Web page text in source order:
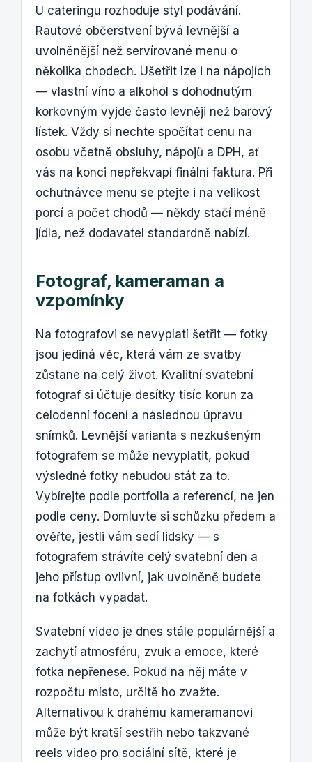
U cateringu rozhoduje styl podávání.
Rautové občerstvení bývá levnější a
uvolněnější než servírované menu o
několika chodech. Ušetřit lze i na nápojích
— vlastní víno a alkohol s dohodnutým
korkovným vyjde často levněji než barový
lístek. Vždy si nechte spočítat cenu na
osobu včetně obsluhy, nápojů a DPH, ať
vás na konci nepřekvapí finální faktura. Při
ochutnávce menu se ptejte i na velikost
porcí a počet chodů — někdy stačí méně
jídla, než dodavatel standardně nabízí.
Fotograf, kameraman a
vzpomínky
Na fotografovi se nevyplatí šetřit — fotky
jsou jediná věc, která vám ze svatby
zůstane na celý život. Kvalitní svatební
fotograf si účtuje desítky tisíc korun za
celodenní focení a následnou úpravu
snímků. Levnější varianta s nezkušeným
fotografem se může nevyplatit, pokud
výsledné fotky nebudou stát za to.
Vybírejte podle portfolia a referencí, ne jen
podle ceny. Domluvte si schůzku předem a
ověřte, jestli vám sedí lidsky — s
fotografem strávíte celý svatební den a
jeho přístup ovlivní, jak uvolněně budete
na fotkách vypadat.
Svatební video je dnes stále populárnější a
zachytí atmosféru, zvuk a emoce, které
fotka nepřenese. Pokud na něj máte v
rozpočtu místo, určitě ho zvažte.
Alternativou k drahému kameramanovi
může být kratší sestřih nebo takzvané
reels video pro sociální sítě, které je